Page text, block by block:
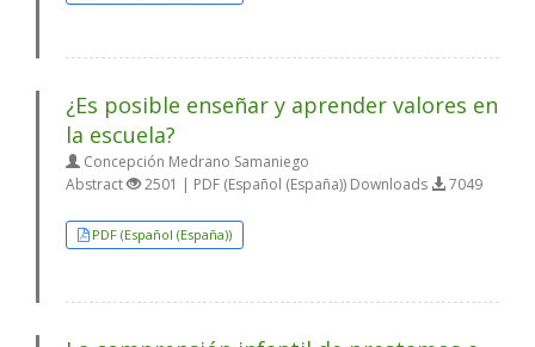
¿Es posible enseñar y aprender valores en
la escuela?
Concepción Medrano Samaniego
Abstract
2501 | PDF (Español (España)) Downloads 7049
PDF (Español (España))